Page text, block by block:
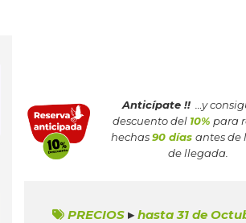
Anticípate !!…y
descuento del 10% para
hechas90 días antes de
de llegada.
PRECIOS ▸ hasta 31 de